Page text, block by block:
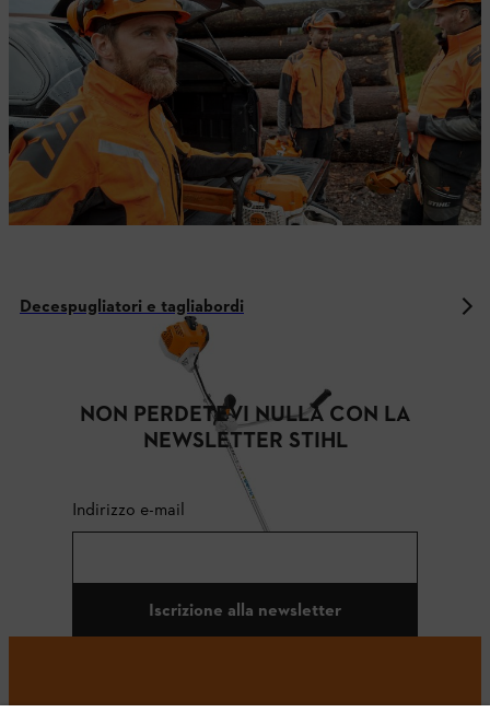
Decespugliatori e tagliabordi
NON PERDETEVI NULLA CON LA
NEWSLETTER STIHL
Indirizzo e-mail
Iscrizione alla newsletter